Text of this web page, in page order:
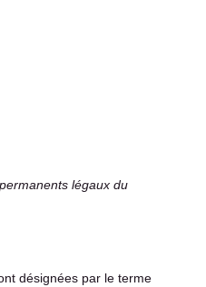
légaux du
désignées par le terme